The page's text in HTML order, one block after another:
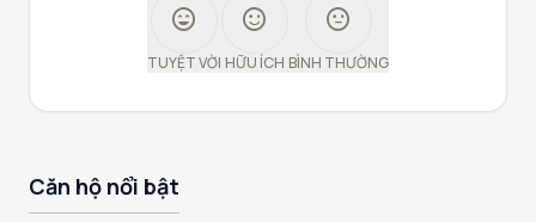
sentiment_very_satisfied
TUYỆT VỜI
sentiment_satisfied
HỮU ÍCH
sentiment_neutral
BÌNH THƯỜNG
Căn hộ nổi bật